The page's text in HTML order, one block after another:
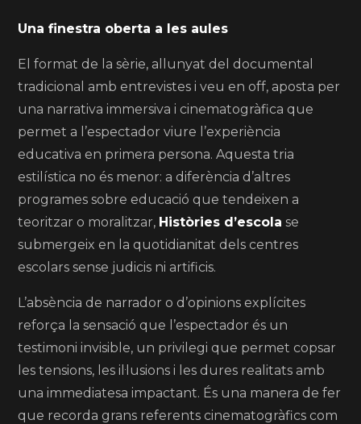
Una finestra oberta a les aules
El format de la sèrie, allunyat del documental
tradicional amb entrevistes i veu en off, aposta per
una narrativa immersiva i cinematogràfica que
permet a l’espectador viure l’experiència
educativa en primera persona. Aquesta tria
estilística no és menor: a diferència d’altres
programes sobre educació que tendeixen a
teoritzar o moralitzar, Històries d’escola se
submergeix en la quotidianitat dels centres
escolars sense judicis ni artificis.
L’absència de narrador o d’opinions explícites
reforça la sensació que l’espectador és un
testimoni invisible, un privilegi que permet copsar
les tensions, les il·lusions i les dures realitats amb
una immediatesa impactant. És una manera de fer
que recorda grans referents cinematogràfics com